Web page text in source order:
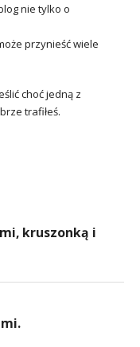
nie tylko o
przynieść wiele
choć jedną z
trafiłeś.